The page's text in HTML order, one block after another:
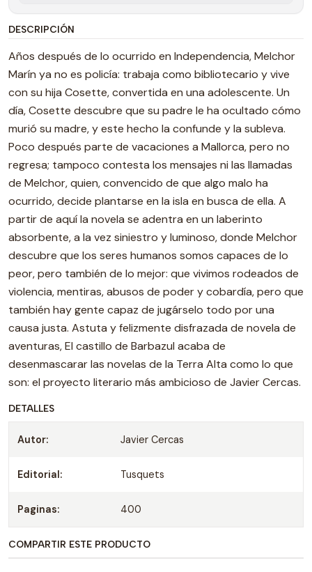
DESCRIPCIÓN
Años después de lo ocurrido en Independencia, Melchor
Marín ya no es policía: trabaja como bibliotecario y vive
con su hija Cosette, convertida en una adolescente. Un
día, Cosette descubre que su padre le ha ocultado cómo
murió su madre, y este hecho la confunde y la subleva.
Poco después parte de vacaciones a Mallorca, pero no
regresa; tampoco contesta los mensajes ni las llamadas
de Melchor, quien, convencido de que algo malo ha
ocurrido, decide plantarse en la isla en busca de ella. A
partir de aquí la novela se adentra en un laberinto
absorbente, a la vez siniestro y luminoso, donde Melchor
descubre que los seres humanos somos capaces de lo
peor, pero también de lo mejor: que vivimos rodeados de
violencia, mentiras, abusos de poder y cobardía, pero que
también hay gente capaz de jugárselo todo por una
causa justa. Astuta y felizmente disfrazada de novela de
aventuras, El castillo de Barbazul acaba de
desenmascarar las novelas de la Terra Alta como lo que
son: el proyecto literario más ambicioso de Javier Cercas.
DETALLES
Autor: Javier Cercas
Editorial: Tusquets
Paginas: 400
COMPARTIR ESTE PRODUCTO